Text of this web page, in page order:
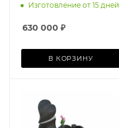
Изготовление от 15 дней
630 000 ₽
В КОРЗИНУ